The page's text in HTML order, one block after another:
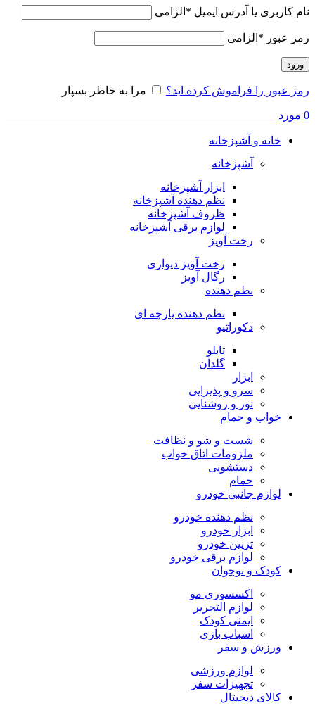
نام کاربری یا آدرس ایمیل * الزامی
رمز عبور * الزامی
ورود
رمز عبور را فراموش کرده اید؟ مرا به خاطر بسپار
0 مورد
خانه و آشپزخانه
آشپزخانه
ابزار آشپزخانه
نظم دهنده آشپزخانه
ظروف آشپزخانه
لوازم برقی آشپزخانه
رخت آویز
رخت آویز دیواری
رگال آویز
نظم دهنده
نظم دهنده پارچه ای
دکوراتیو
تابلو
گلدان
ابزار
سرو و پذیرایی
نور و روشنایی
خواب و حمام
شست و شو و نظافت
ملزومات اتاق خواب
دستشویی
حمام
لوازم جانبی خودرو
نظم دهنده خودرو
ابزار خودرو
تزیین خودرو
لوازم برقی خودرو
کودک و نوجوان
اکسسوری مو
لوازم التحریر
ایمنی کودک
اسباب بازی
ورزش و سفر
لوازم ورزشی
تجهیزات سفر
کالای دیجیتال